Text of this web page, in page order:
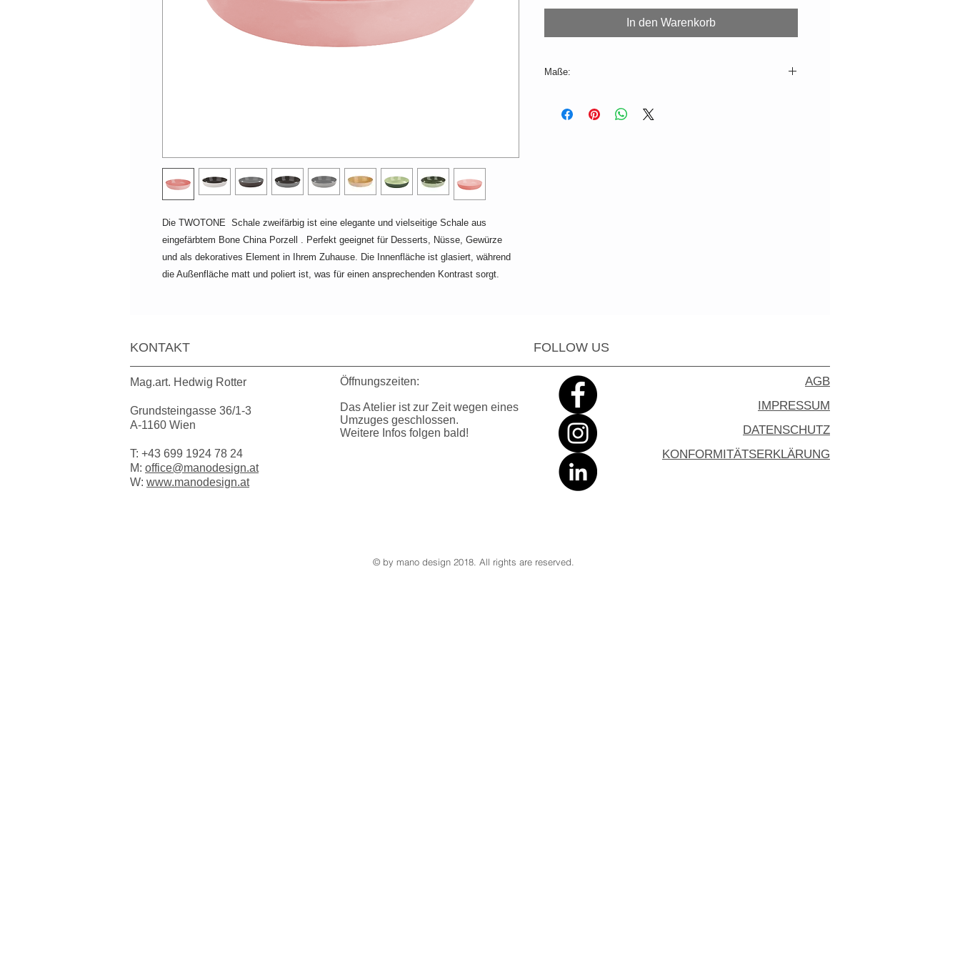
Die TWOTONE Schale zweifärbig ist eine elegante und vielseitige Schale aus
eingefärbtem Bone China Porzell . Perfekt geeignet für Desserts, Nüsse, Gewürze
und als dekoratives Element in Ihrem Zuhause. Die Innenfläche ist glasiert, während
die Außenfläche matt und poliert ist, was für einen ansprechenden Kontrast sorgt.
In den Warenkorb
Maße:
Volumen: 150ml
KONTAKT FOLLOW US
Mag.art. Hedwig Rotter
Grundsteingasse 36/1-3
A-1160 Wien
T: +43 699 1924 78 24
M: office@manodesign.at
W: www.manodesign.at
Öffnungszeiten:
Das Atelier ist zur Zeit wegen eines
Umzuges geschlossen.
Weitere Infos folgen bald!
AGB
IMPRESSUM
DATENSCHUTZ
KONFORMITÄTSERKLÄRUNG
© by mano design 2018. All rights are reserved.